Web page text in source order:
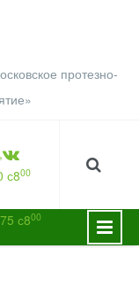
протезно-
»
,
с800
с800